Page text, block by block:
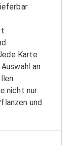
Karte
an
nicht nur
und